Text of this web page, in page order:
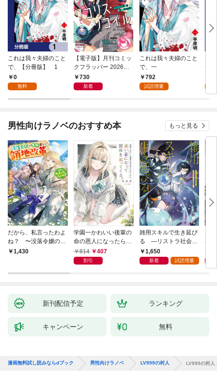
これは我々夫婦のこと
で、【分冊版】 1
0
無料
【電子版】月刊コミッ
クフラッパー 2026年9
月号730
新着
これは我々夫婦のこと
で、一
792
試読増量
チ
冊
男性向けラノベのおすすめ本 もっと見る
だから、私言ったわよ
ね？ 〜没落令嬢の案
外楽しい領地改革〜
1,430
学園一かわいい後輩の
命の恩人になったら、
通い妻になって関係を
迫ってくる。
814 407
割引
雑用スキルで生き延び
る —リストラ社会人
のソロダンジョン攻略
記—
1,650
新着 試読増量
私
戻
し
新刊配信予定 ランキング
キャンペーン 無料
漫画無料試し読みならdブック 男性向けラノベ LV999の村人 LV999の村人